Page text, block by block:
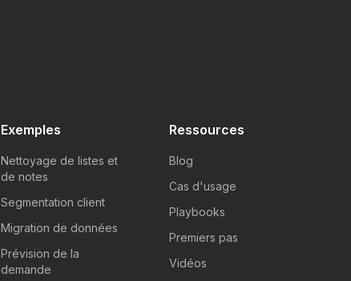
Exemples
Nettoyage de listes et
de notes
Segmentation client
Migration de données
Prévision de la
demande
Ressources
Blog
Cas d'usage
Playbooks
Premiers pas
Vidéos